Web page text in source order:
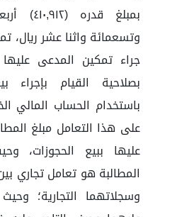
بمبلغ
وتسعمائة واثنا عشر ريال،
جراء تمكين المدعى
بصلاحية القيام بإجراء
باستخدام الحساب المالي
على هذا التعامل مبلغ
عليها ببيع
المطالبة هو تعامل تجاري
وسجلاتهما التجارية؛